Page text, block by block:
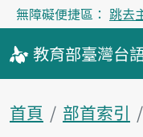
無障礙便捷區： 跳去
教育部臺灣台
首頁 部首索引